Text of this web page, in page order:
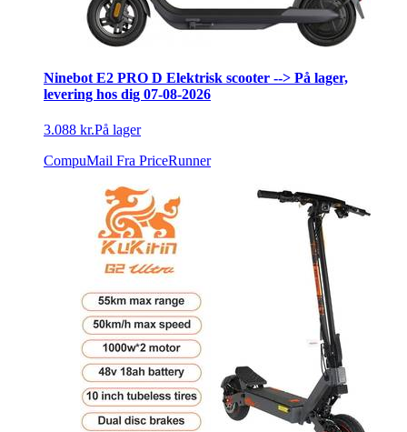
Ninebot E2 PRO D Elektrisk scooter --> På lager,
levering hos dig 07-08-2026
3.088 kr.På lager
CompuMail Fra PriceRunner